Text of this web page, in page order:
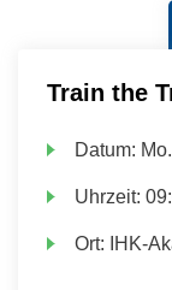
Train the
Datum: Mo.
Uhrzeit:
Ort: IHK-